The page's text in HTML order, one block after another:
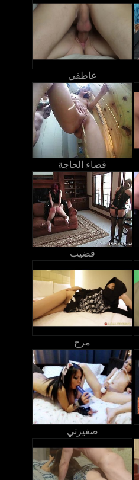
عاطفي
قضاء الحاجة
قضيب
مرح
صغيرتي